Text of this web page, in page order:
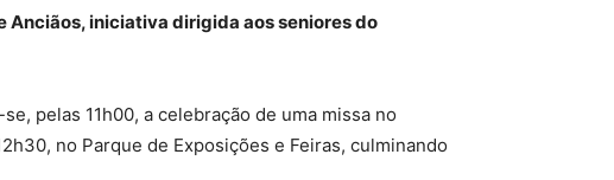
Anciãos, iniciativa dirigida aos seniores do
pelas 11h00, a celebração de uma missa no
no Parque de Exposições e Feiras, culminando